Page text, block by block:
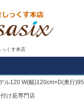
っくす本店
ル120 W(幅)120cm×D(奥行
け庇専門店